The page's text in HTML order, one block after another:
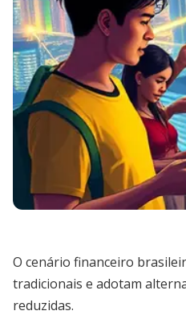
O cenário financeiro
tradicionais e adotam
reduzidas.